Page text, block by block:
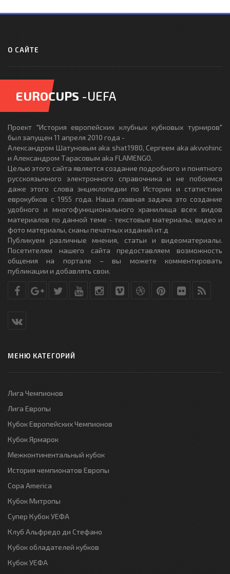
О САЙТЕ
EUROCUPS -UEFA
Проект "История европейских клубных кубковых турниров"
был запущен 11 апреля 2010 года -
Александром Шатуновым aka shat1980, Сергеем aka akvvohinc
и Александром Тарасовым aka FLAMENGO.
Целью этого сайта является создание подробного и понятного
русскоязычного электронного справочника и не побоимся
даже этого слова энциклопедии по Истории и статистики
еврокубков с 1955 года. Наша главная задача это создание
удобного и многофункционального хранилища всех видов
материалов по данной теме - текстовые материалы, видео и
фото материалы, сканы печатных изданий ит.д
Публикуем различные мнения, статьи и видеоматериалы.
Посетителям нашего сайта предоставляем возможность
общения на портале – вы можете комментировать
публикации и добавлять свои.
МЕНЮ КАТЕГОРИЙ
Лига Чемпионов
Лига Европы
Кубок Европейских Чемпионов
Кубок Ярмарок
Межконтинентальный кубок
История чемпионатов Европы
Copa America
Кубок Митропы
Супер Кубок УЕФА
Клуб Альфредо ди Стефано
Кубок обладателей кубков
Кубок УЕФА